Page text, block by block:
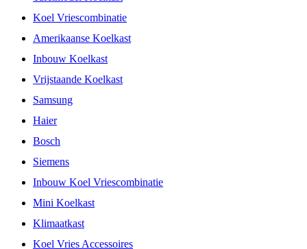
Koel Vriescombinatie
Amerikaanse Koelkast
Inbouw Koelkast
Vrijstaande Koelkast
Samsung
Haier
Bosch
Siemens
Inbouw Koel Vriescombinatie
Mini Koelkast
Klimaatkast
Koel Vries Accessoires